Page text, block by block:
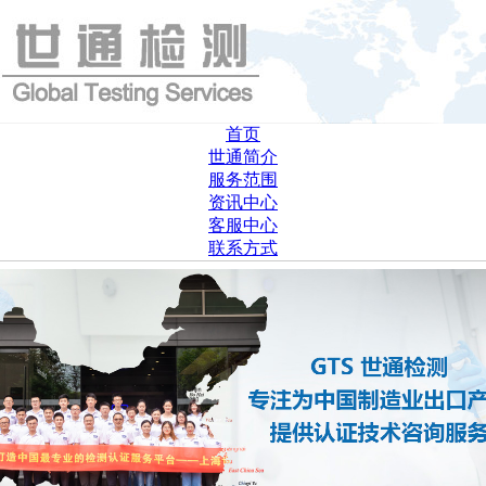
首页
世通简介
服务范围
资讯中心
客服中心
联系方式